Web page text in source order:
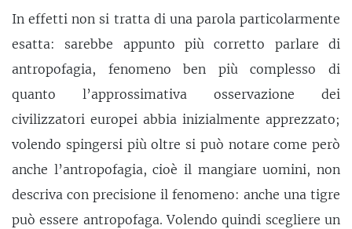
In effetti non si tratta di una parola particolarmente
esatta: sarebbe appunto più corretto parlare di
antropofagia, fenomeno ben più complesso di
quanto l’approssimativa osservazione dei
civilizzatori europei abbia inizialmente apprezzato;
volendo spingersi più oltre si può notare come però
anche l’antropofagia, cioè il mangiare uomini, non
descriva con precisione il fenomeno: anche una tigre
può essere antropofaga. Volendo quindi scegliere un